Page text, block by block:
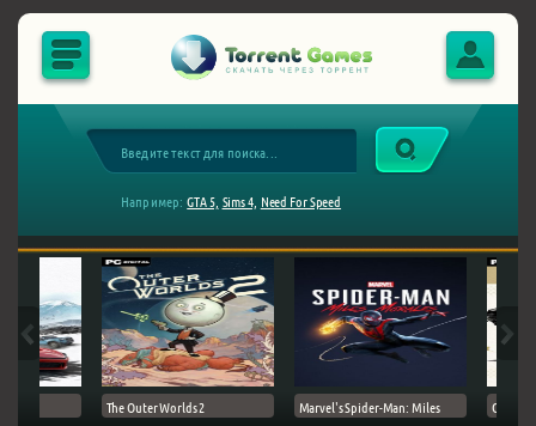
Например: GTA 5, Sims 4, Need For Speed
The Outer Worlds 2 Marvel's Spider-Man: Miles Ghost